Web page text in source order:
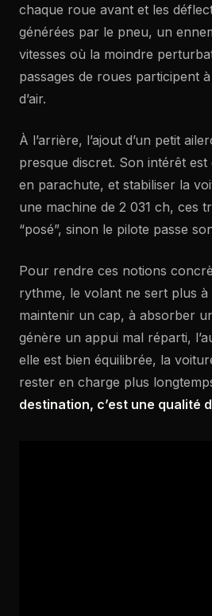
chaque roue avant et les
générées par le pneu, un
vitesses où la moindre
passages de roues participent
d’air.
À l’arrière, l’ajout d’un petit
presque discret. Son intérêt
en parachute, et stabiliser la
une machine de 2 031 ch, ces
“posé”, sinon le pilote passe
Pour rendre ces notions
rythme, le volant ne sert plus
maintenir un cap, à absorber
génère un appui mal réparti,
elle est bien équilibrée, la
rester en charge plus
destination, c’est une qualité